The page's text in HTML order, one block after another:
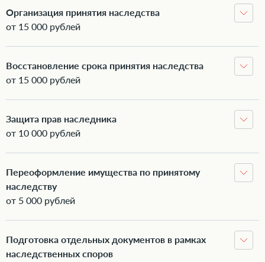
Организация принятия наследства
от 15 000 рублей
Восстановление срока принятия наследства
от 15 000 рублей
Защита прав наследника
от 10 000 рублей
Переоформление имущества по принятому
наследству
от 5 000 рублей
Подготовка отдельных документов в рамках
наследственных споров